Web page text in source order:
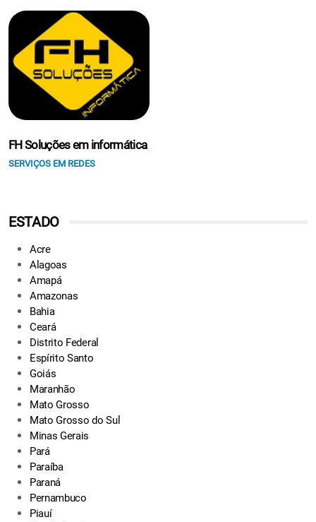
FH Soluções em informática
SERVIÇOS EM REDES
ESTADO
Acre
Alagoas
Amapá
Amazonas
Bahia
Ceará
Distrito Federal
Espírito Santo
Goiás
Maranhão
Mato Grosso
Mato Grosso do Sul
Minas Gerais
Pará
Paraíba
Paraná
Pernambuco
Piauí